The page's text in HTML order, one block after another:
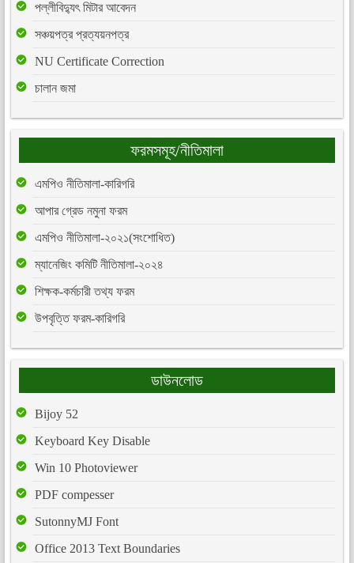
পল্লীবিদ্যুৎ মিটার আবেদন
সঞ্চয়পত্র প্রত্যয়নপত্র
NU Certificate Correction
চালান জমা
ফরমসমূহ/নীতিমালা
এমপিও নীতিমালা-কারিগরি
আপার গ্রেড নমুনা ফরম
এমপিও নীতিমালা-২০২১(সংশোধিত)
ম্যানেজিং কমিটি নীতিমালা-২০২৪
শিক্ষক-কর্মচারী তথ্য ফরম
উপবৃত্তি ফরম-কারিগরি
ডাউনলোড
Bijoy 52
Keyboard Key Disable
Win 10 Photoviewer
PDF compesser
SutonnyMJ Font
Office 2013 Text Boundaries